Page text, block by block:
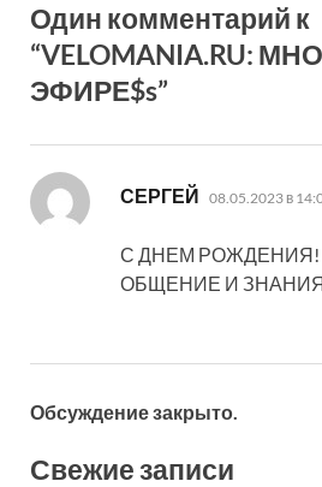
Один комментарий к
“VELOMANIA.RU:
ЭФИРЕ$s”
СЕРГЕЙ 08.05.2023 в
С ДНЕМ РОЖДЕНИЯ!
ОБЩЕНИЕ И
Обсуждение закрыто.
Свежие записи